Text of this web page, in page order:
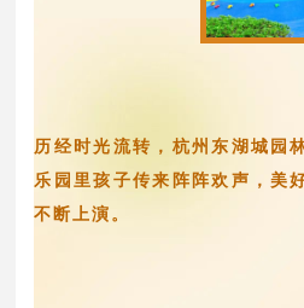
历经时光流转，杭州东湖城园
乐园里孩子传来阵阵欢声，美
不断上演。